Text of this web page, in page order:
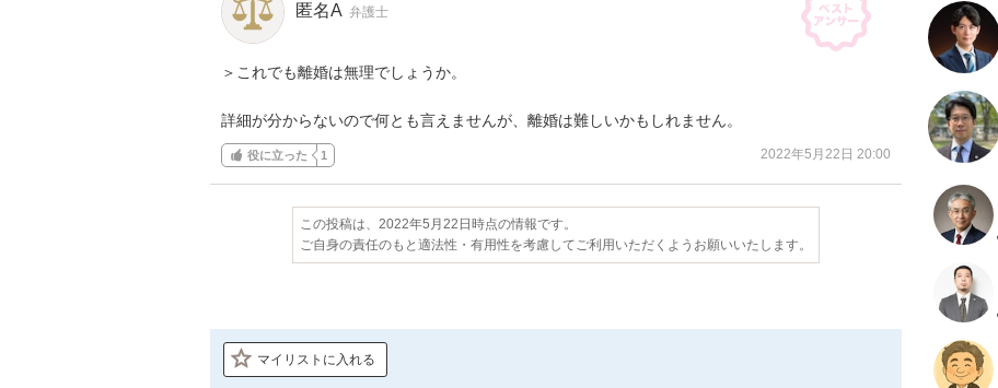
匿名A 弁護士
＞これでも離婚は無理でしょうか。
詳細が分からないので何とも言えませんが、離婚は難しいかもしれません。
役に立った 1 2022年5月22日 20:00
この投稿は、2022年5月22日時点の情報です。
ご自身の責任のもと適法性・有用性を考慮してご利用いただくようお願いいたします。
マイリストに入れる